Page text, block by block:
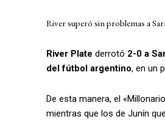
River superó sin problemas a
River Plate derrotó 2-0 a
del fútbol argentino, en un
De esta manera, el
mientras que los de Junín